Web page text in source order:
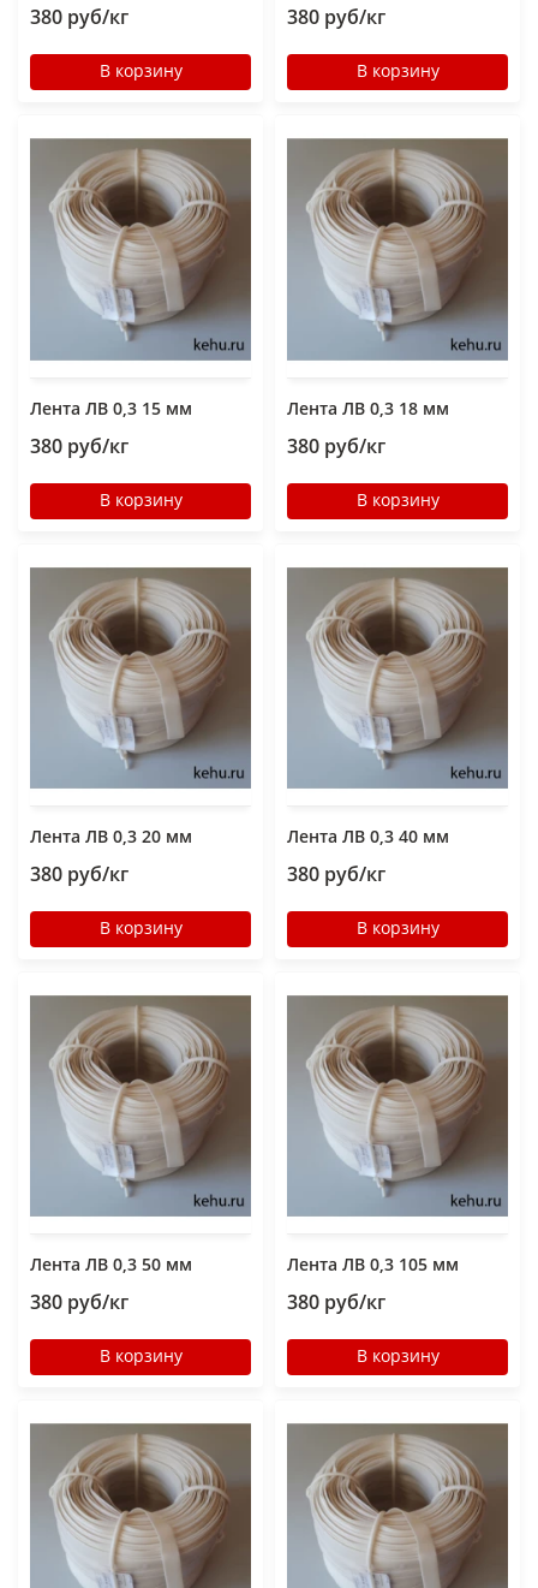
380 руб/кг
В корзину
380 руб/кг
В корзину
Лента ЛВ 0,3 15 мм
380 руб/кг
В корзину
Лента ЛВ 0,3 18 мм
380 руб/кг
В корзину
Лента ЛВ 0,3 20 мм
380 руб/кг
В корзину
Лента ЛВ 0,3 40 мм
380 руб/кг
В корзину
Лента ЛВ 0,3 50 мм
380 руб/кг
В корзину
Лента ЛВ 0,3 105 мм
380 руб/кг
В корзину